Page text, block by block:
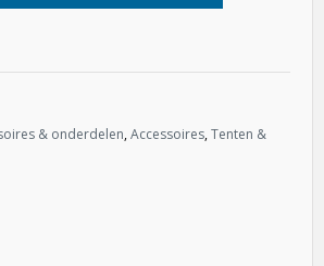
& onderdelen,Accessoires,Tenten &